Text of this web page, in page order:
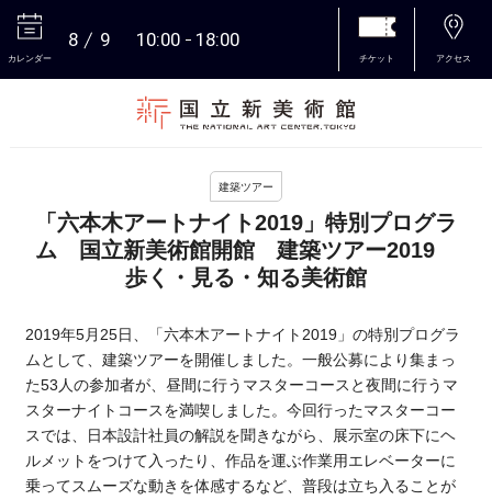
カレンダー
8 9 10:00 18:00
チケット アクセス
建築ツアー
「六本木アートナイト2019」特別プログラ
ム 国立新美術館開館 建築ツアー2019
歩く・見る・知る美術館
2019年5月25日、「六本木アートナイト2019」の特別プログラ
ムとして、建築ツアーを開催しました。一般公募により集まっ
た53人の参加者が、昼間に行うマスターコースと夜間に行うマ
スターナイトコースを満喫しました。今回行ったマスターコー
スでは、日本設計社員の解説を聞きながら、展示室の床下にヘ
ルメットをつけて入ったり、作品を運ぶ作業用エレベーターに
乗ってスムーズな動きを体感するなど、普段は立ち入ることが